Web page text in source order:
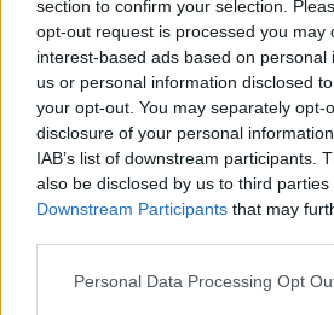
section to confirm your selection.
opt-out request is processed you may
interest-based ads based on personal
us or personal information disclosed
your opt-out. You may separately opt-
disclosure of your personal
IAB’s list of downstream participants.
also be disclosed by us to third parties
Downstream Participants that may
Personal Data Processing Opt